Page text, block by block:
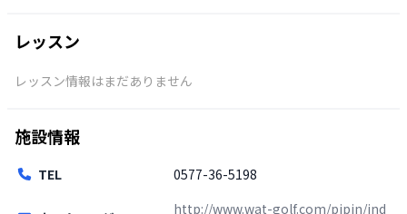
レッスン
レッスン情報はまだありません
施設情報
TEL 0577-36-5198
http://www.wat-golf.com/pipin/ind